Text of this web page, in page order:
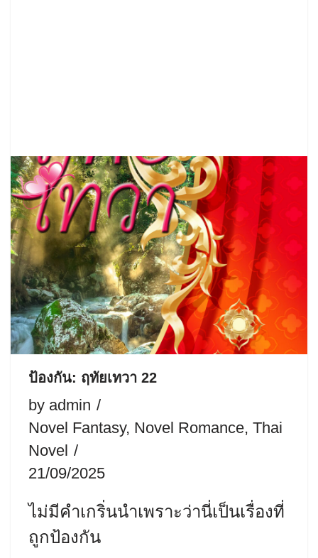
ป้องกัน: ฤทัยเทวา 22
by admin
Novel Fantasy, Novel Romance, Thai
Novel
21/09/2025
ไม่มีคำเกริ่นนำเพราะว่านี่เป็นเรื่องที่
ถูกป้องกัน